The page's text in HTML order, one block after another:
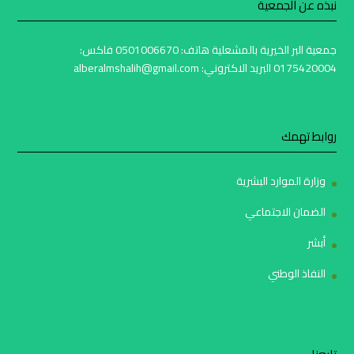
نبذه عن الجمعية
جمعية البر الخيرية بالمشعلية هاتف: 0501006670 فاكس:
0175420004 البريد الاكتروني: alberalmshalih@gmail.com
روابط تهمك
وزارة الموارد البشرية
الضمان الاجتماعي
أبشر
النفاذ الوطني